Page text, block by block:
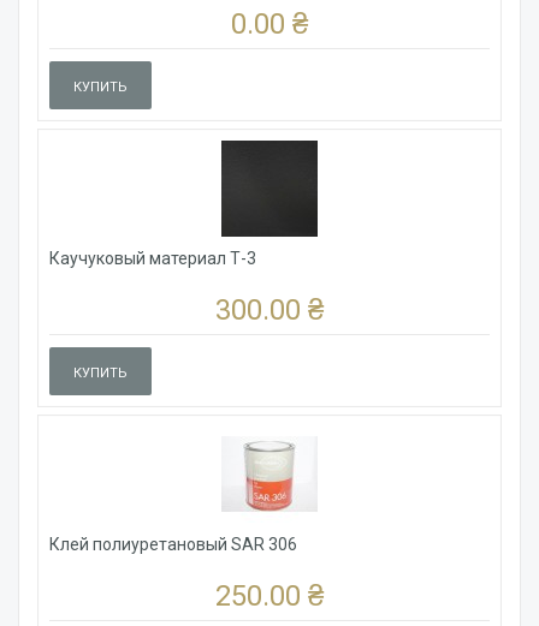
0.00 ₴
КУПИТЬ
Каучуковый материал Т-3
300.00 ₴
КУПИТЬ
Клей полиуретановый SAR 306
250.00 ₴